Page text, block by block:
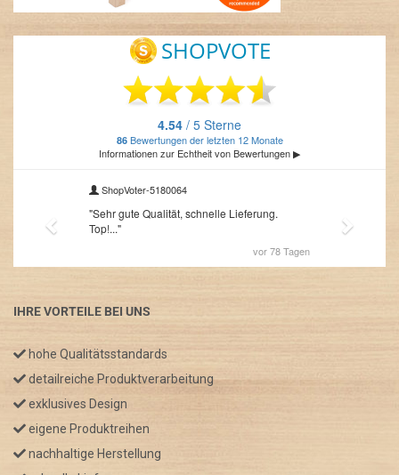
IHRE VORTEILE BEI UNS
hohe Qualitätsstandards
detailreiche Produktverarbeitung
exklusives Design
eigene Produktreihen
nachhaltige Herstellung